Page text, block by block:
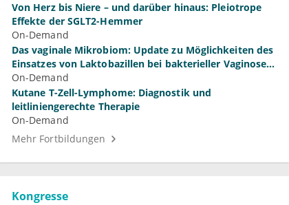
Von Herz bis Niere – und darüber hinaus: Pleiotrope
Effekte der SGLT2-Hemmer
On-Demand
Das vaginale Mikrobiom: Update zu Möglichkeiten des
Einsatzes von Laktobazillen bei bakterieller Vaginose
und Vulvovaginalkandidose
On-Demand
Kutane T-Zell-Lymphome: Diagnostik und
leitliniengerechte Therapie
On-Demand
Mehr Fortbildungen
Kongresse